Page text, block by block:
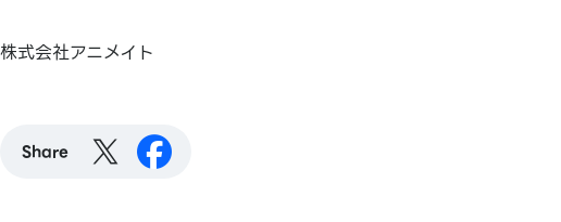
株式会社アニメイト
Share